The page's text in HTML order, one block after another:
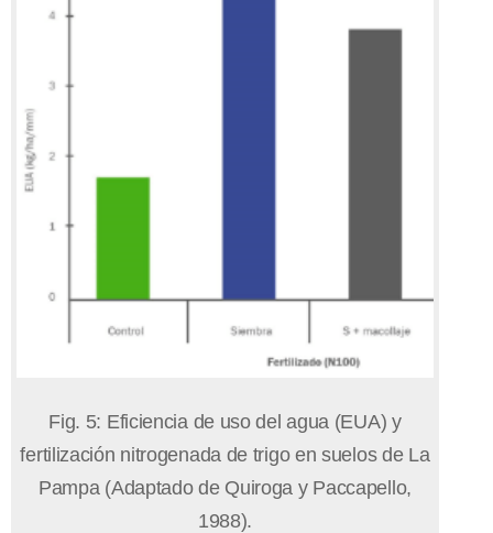
Fig. 5: Eficiencia de uso del agua (EUA) y
fertilización nitrogenada de trigo en suelos de La
Pampa (Adaptado de Quiroga y Paccapello,
1988).